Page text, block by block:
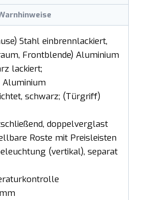
Stahl einbrennlackiert,
Frontblende) Aluminium
lackiert;
Aluminium
schwarz; (Türgriff)
doppelverglast
Roste mit Preisleisten
(vertikal), separat